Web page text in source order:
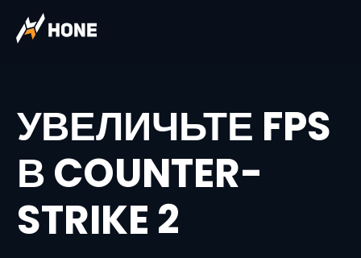
УВЕЛИЧЬТЕ FPS
В COUNTER-
STRIKE 2